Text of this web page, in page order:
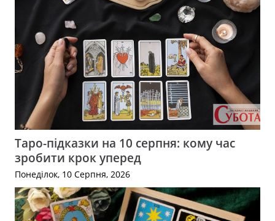
Таро-підказки на 10 серпня: кому час
зробити крок уперед
Понеділок, 10 Серпня, 2026